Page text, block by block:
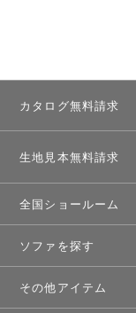
カタログ無料請求
生地見本無料請求
全国ショールーム
ソファを探す
その他アイテム